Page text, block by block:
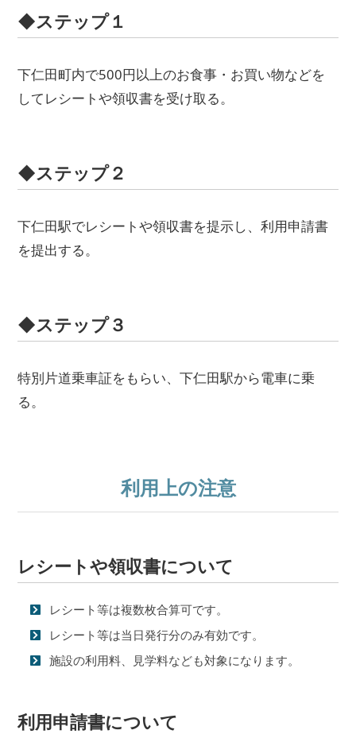
◆ステップ１
下仁田町内で500円以上のお食事・お買い物などを
してレシートや領収書を受け取る。
◆ステップ２
下仁田駅でレシートや領収書を提示し、利用申請書
を提出する。
◆ステップ３
特別片道乗車証をもらい、下仁田駅から電車に乗
る。
利用上の注意
レシートや領収書について
レシート等は複数枚合算可です。
レシート等は当日発行分のみ有効です。
施設の利用料、見学料なども対象になります。
利用申請書について